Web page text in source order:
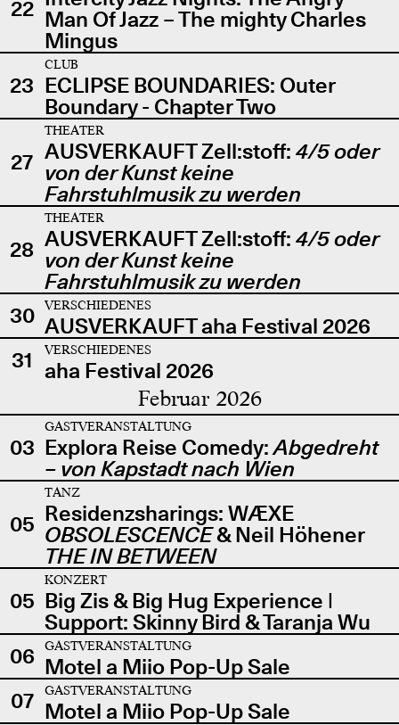
22 Man Of Jazz – The mighty Charles
Mingus
23
CLUB
ECLIPSE BOUNDARIES: Outer
Boundary - Chapter Two
27
THEATER
AUSVERKAUFT Zell:stoff: 4/5 oder
von der Kunst keine
Fahrstuhlmusik zu werden
28
THEATER
AUSVERKAUFT Zell:stoff: 4/5 oder
von der Kunst keine
Fahrstuhlmusik zu werden
30
VERSCHIEDENES
AUSVERKAUFT aha Festival 2026
31
VERSCHIEDENES
aha Festival 2026
Februar 2026
03
GASTVERANSTALTUNG
Explora Reise Comedy:Abgedreht
– von Kapstadt nach Wien
05
TANZ
Residenzsharings: WÆXE
OBSOLESCENCE& Neil Höhener
THE IN BETWEEN
05
KONZERT
Big Zis & Big Hug Experience |
Support: Skinny Bird & Taranja Wu
06
GASTVERANSTALTUNG
Motel a Miio Pop-Up Sale
07
GASTVERANSTALTUNG
Motel a Miio Pop-Up Sale